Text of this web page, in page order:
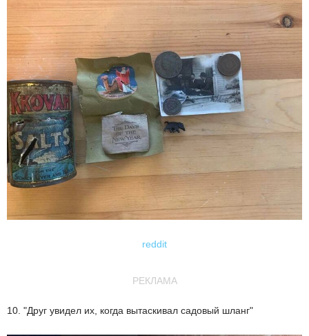
reddit
РЕКЛАМА
10. "Друг увидел их, когда вытаскивал садовый шланг"